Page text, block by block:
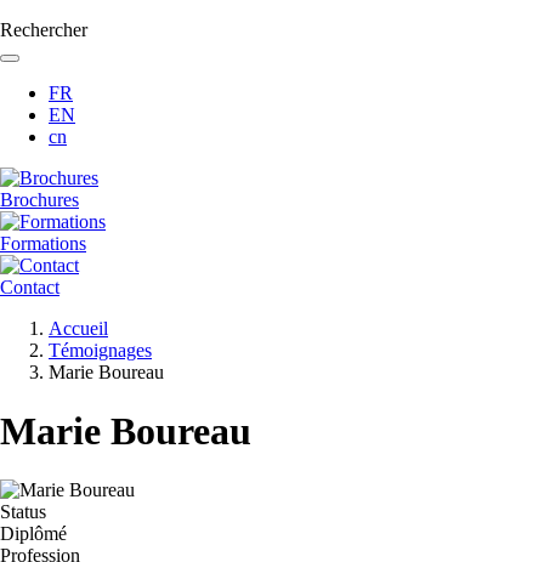
Rechercher
FR
EN
cn
Brochures
Formations
Contact
d'Ariane
Accueil
Témoignages
Marie Boureau
Marie Boureau
Status
Diplômé
Profession